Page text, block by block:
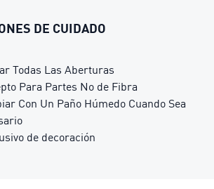
DE CUIDADO
Todas Las Aberturas
Para Partes No de Fibra
Con Un Paño Húmedo Cuando Sea
de decoración